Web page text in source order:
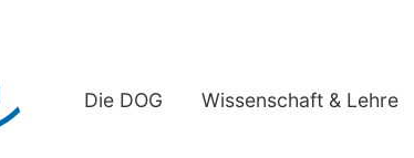
Die DOG Wissenschaft & Lehre